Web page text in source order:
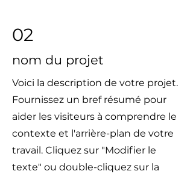
02
nom du projet
Voici la description de votre projet.
Fournissez un bref résumé pour
aider les visiteurs à comprendre le
contexte et l'arrière-plan de votre
travail. Cliquez sur "Modifier le
texte" ou double-cliquez sur la